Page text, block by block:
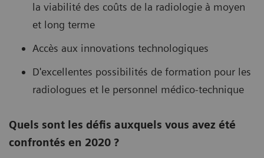
la viabilité des coûts de la radiologie à moyen
et long terme
Accès aux innovations technologiques
D'excellentes possibilités de formation pour les
radiologues et le personnel médico-technique
Quels sont les défis auxquels vous avez été
confrontés en 2020 ?